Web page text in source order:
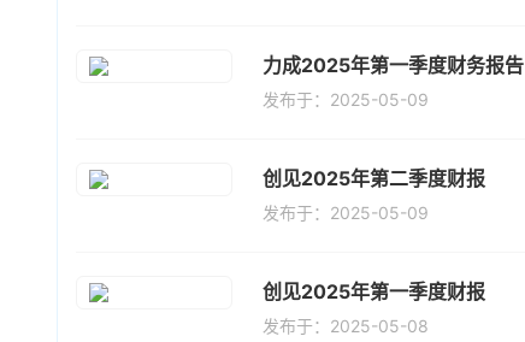
力成2025年第一季度财务报告
发布于：2025-05-09
创见2025年第二季度财报
发布于：2025-05-09
创见2025年第一季度财报
发布于：2025-05-08